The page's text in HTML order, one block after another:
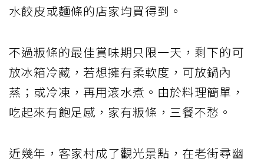
水餃皮或麵條的店家均買得到。
不過粄條的最佳賞味期只限一天，剩下的可
放冰箱冷藏，若想擁有柔軟度，可放鍋內
蒸；或冷凍，再用滾水煮。由於料理簡單，
吃起來有飽足感，家有粄條，三餐不愁。
近幾年，客家村成了觀光景點，在老街尋幽